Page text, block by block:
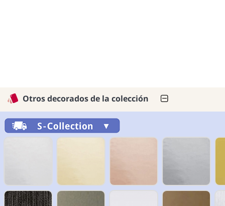
Otros decorados de la colección